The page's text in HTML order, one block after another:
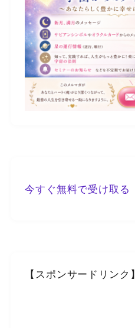
今すぐ無料で受け取る
【スポンサードリンク】